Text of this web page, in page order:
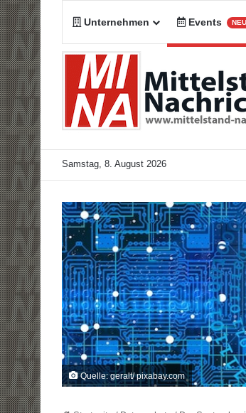
Unternehmen Events NEU
Samstag, 8. August 2026
Quelle: geralt/ pixabay.com